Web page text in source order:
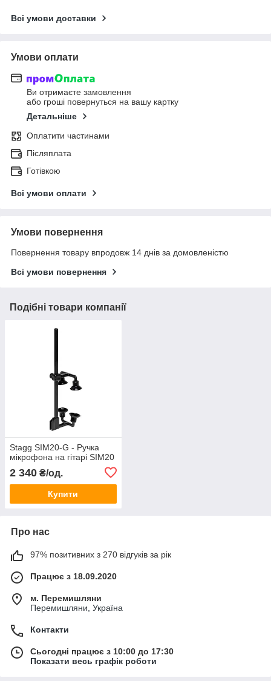
Всі умови доставки
Умови оплати
Ви отримаєте замовлення
або гроші повернуться на вашу картку
Детальніше
Оплатити частинами
Післяплата
Готівкою
Всі умови оплати
Умови повернення
Повернення товару впродовж 14 днів за домовленістю
Всі умови повернення
Подібні товари компанії
Stagg SIM20-G - Ручка
мікрофона на гітарі SIM20
2 340 ₴/од.
Купити
Про нас
97% позитивних з 270 відгуків за рік
Працює з 18.09.2020
м. Перемишляни
Перемишляни, Україна
Контакти
Сьогодні працює з 10:00 до 17:30
Показати весь графік роботи